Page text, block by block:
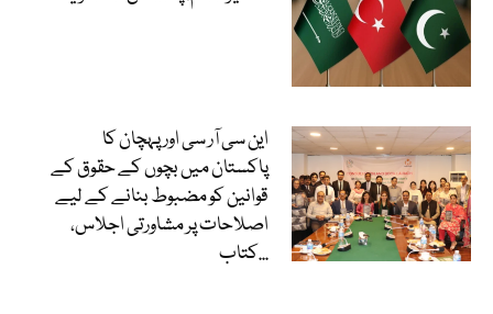
این سی آر سی اور پہچان کا
پاکستان میں بچوں کے حقوق کے
قوانین کو مضبوط بنانے کے لیے
اصلاحات پر مشاورتی اجلاس،
کتاب...